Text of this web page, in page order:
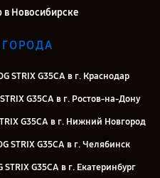
в Новосибирске
STRIX G35CA в г. Краснодар
G35CA в г. Ростов-на-Дону
G35CA в г. Нижний Новгород
STRIX G35CA в г. Челябинск
G35CA в г. Екатеринбург